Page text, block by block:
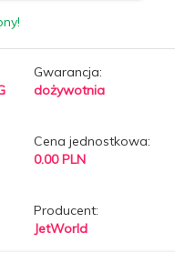
Gwarancja:
dożywotnia
Cena jednostkowa:
0.00 PLN
Producent:
JetWorld